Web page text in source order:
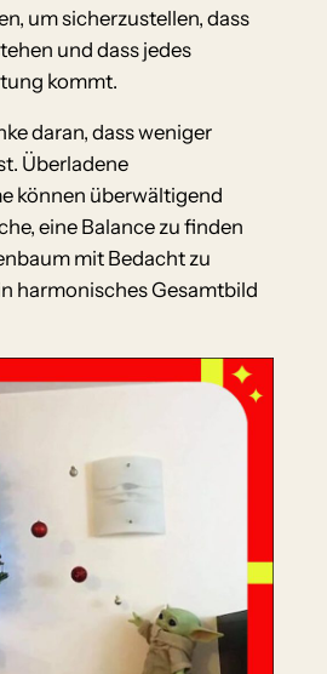
um sicherzustellen, dass
und dass jedes
kommt.
daran, dass weniger
Überladene
können überwältigend
eine Balance zu finden
mit Bedacht zu
harmonisches Gesamtbild